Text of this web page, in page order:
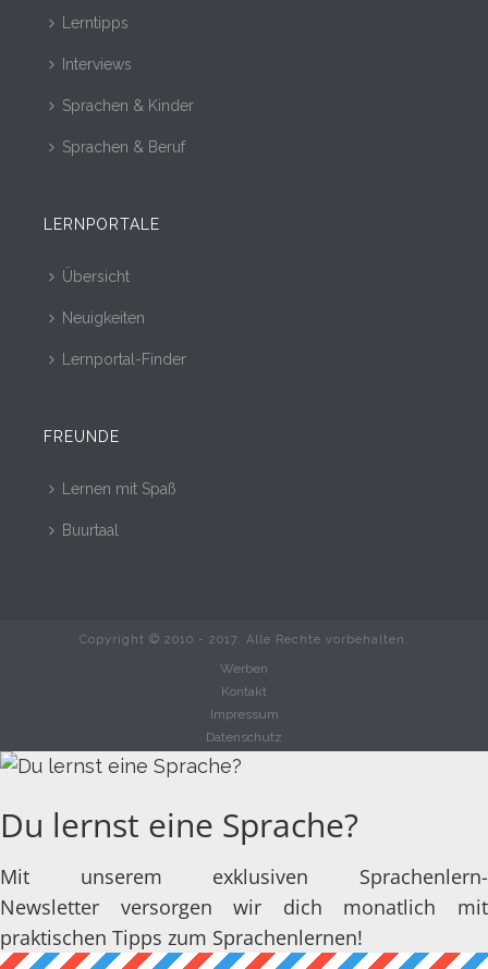
Lerntipps
Interviews
Sprachen & Kinder
Sprachen & Beruf
LERNPORTALE
Übersicht
Neuigkeiten
Lernportal-Finder
FREUNDE
Lernen mit Spaß
Buurtaal
Copyright © 2010 - 2017. Alle Rechte vorbehalten.
Werben
Kontakt
Impressum
Datenschutz
Du lernst eine Sprache?
Mit unserem exklusiven Sprachenlern-
Newsletter versorgen wir dich monatlich mit
praktischen Tipps zum Sprachenlernen!